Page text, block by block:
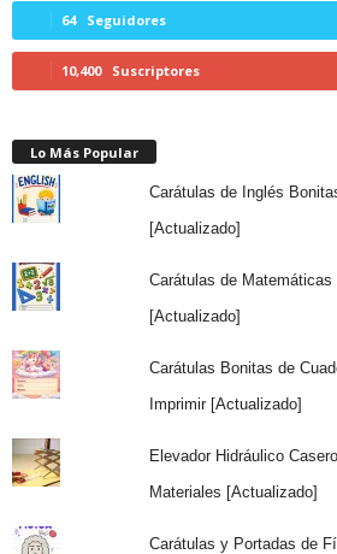
64 Seguidores
10,400 Suscriptores
Lo Más Popular
Carátulas de Inglés
[Actualizado]
Carátulas de
[Actualizado]
Carátulas Bonitas de
Imprimir [Actualizado]
Elevador Hidráulico
Materiales [Actualizado]
Carátulas y Portadas de